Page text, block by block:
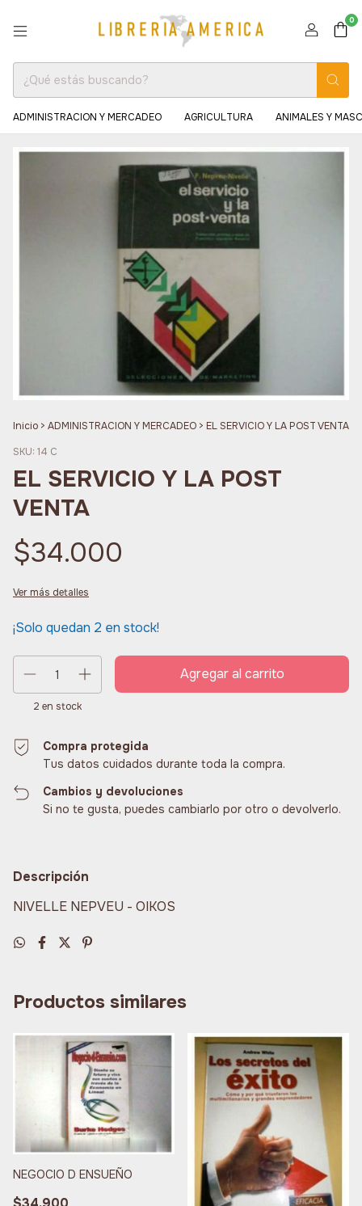
0
ADMINISTRACION Y MERCADEO AGRICULTURA ANIMALES Y
Inicio > ADMINISTRACION Y MERCADEO > EL SERVICIO Y LA POST VENTA
SKU: 14 C
EL SERVICIO Y LA POST
VENTA
$34.000
Ver más detalles
¡Solo quedan 2 en stock!
2 en stock
Compra protegida
Tus datos cuidados durante toda la compra.
Cambios y devoluciones
Si no te gusta, puedes cambiarlo por otro o devolverlo.
Descripción
NIVELLE NEPVEU - OIKOS
Productos similares
NEGOCIO D ENSUEÑO